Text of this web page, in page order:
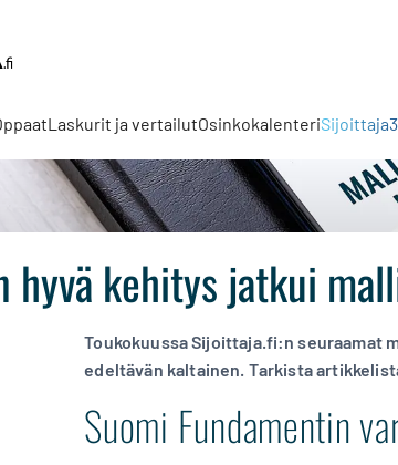
Laskurit ja vertailutOsinkokalenteri
hyvä kehitys jatkui
Toukokuussa Sijoittaja.fi:n seuraamat
edeltävän kaltainen. Tarkista
Suomi Fundamentin